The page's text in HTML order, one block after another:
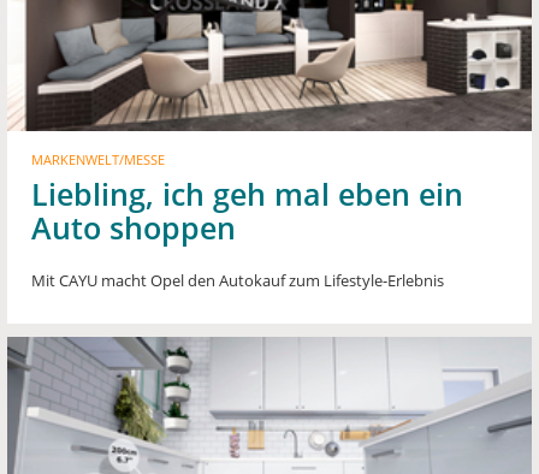
MARKENWELT/MESSE
Liebling, ich geh mal eben ein
Auto shoppen
Mit CAYU macht Opel den Autokauf zum Lifestyle-Erlebnis